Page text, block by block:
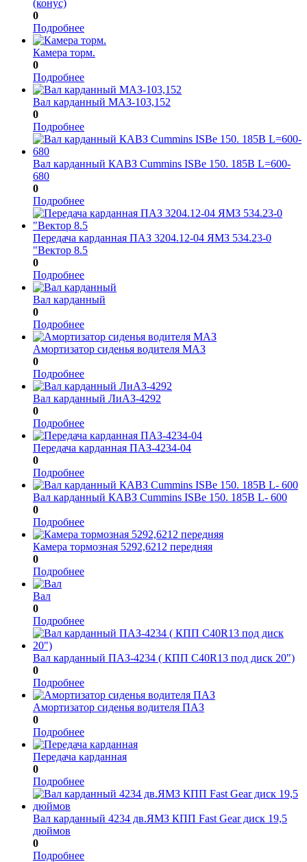
(конус)
0
Подробнее
Камера торм.
0
Подробнее
Вал карданный МАЗ-103,152
0
Подробнее
Вал карданный КАВЗ Cummins ISBe 150. 185B L=600-
680
0
Подробнее
Передача карданная ПАЗ 3204.12-04 ЯМЗ 534.23-0
"Вектор 8.5
0
Подробнее
Вал карданный
0
Подробнее
Амортизатор сиденья водителя МАЗ
0
Подробнее
Вал карданный ЛиАЗ-4292
0
Подробнее
Передача карданная ПАЗ-4234-04
0
Подробнее
Вал карданный КАВЗ Cummins ISBe 150. 185B L- 600
0
Подробнее
Камера тормозная 5292,6212 передняя
0
Подробнее
Вал
0
Подробнее
Вал карданный ПАЗ-4234 ( КПП C40R13 под диск 20")
0
Подробнее
Амортизатор сиденья водителя ПАЗ
0
Подробнее
Передача карданная
0
Подробнее
Вал карданный 4234 дв.ЯМЗ КПП Fast Gear диск 19,5
дюймов
0
Подробнее